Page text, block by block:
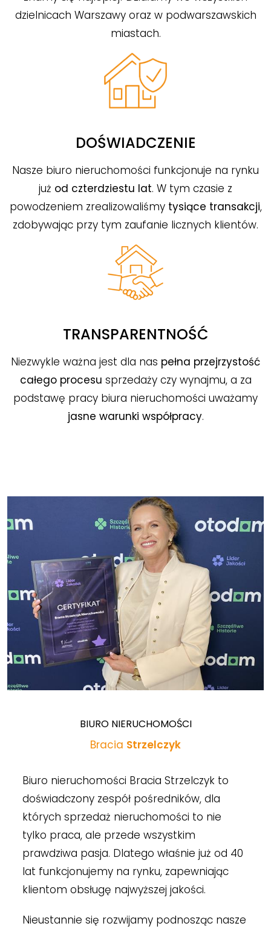
dzielnicach Warszawy oraz w podwarszawskich
miastach.
DOŚWIADCZENIE
Nasze biuro nieruchomości funkcjonuje na rynku
już od czterdziestu lat. W tym czasie z
powodzeniem zrealizowaliśmy tysiące transakcji,
zdobywając przy tym zaufanie licznych klientów.
TRANSPARENTNOŚĆ
Niezwykle ważna jest dla nas pełna przejrzystość
całego procesu sprzedaży czy wynajmu, a za
podstawę pracy biura nieruchomości uważamy
jasne warunki współpracy.
BIURO NIERUCHOMOŚCI
Bracia Strzelczyk
Biuro nieruchomości Bracia Strzelczyk to
doświadczony zespół pośredników, dla
których sprzedaż nieruchomości to nie
tylko praca, ale przede wszystkim
prawdziwa pasja. Dlatego właśnie już od 40
lat funkcjonujemy na rynku, zapewniając
klientom obsługę najwyższej jakości.
Nieustannie się rozwijamy podnosząc nasze